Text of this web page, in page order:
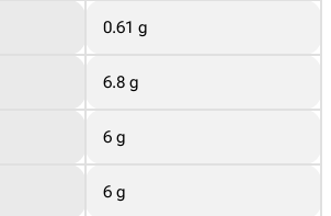
0.61 g
6.8 g
6 g
6 g